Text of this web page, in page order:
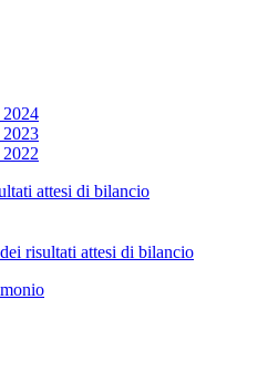
attesi di bilancio
risultati attesi di bilancio